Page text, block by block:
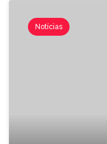
Notícias